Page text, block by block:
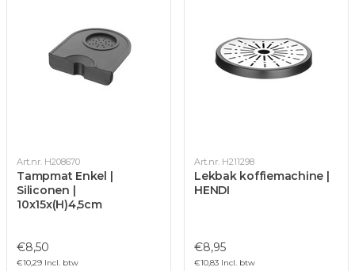
Art.nr. H208670
Tampmat Enkel |
Siliconen |
10x15x(H)4,5cm
€8,50
€10,29 Incl. btw
Art.nr. H211298
Lekbak koffiemachine |
HENDI
€8,95
€10,83 Incl. btw